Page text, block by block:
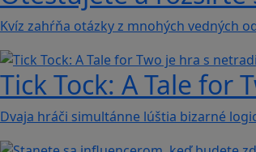
Kvíz zahŕňa otázky z mnohých vedných
Tick Tock: A Tale
Dvaja hráči simultánne lúštia bizarné